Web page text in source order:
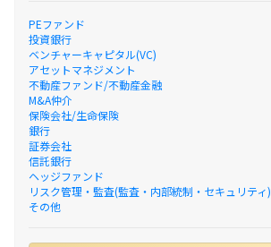
PEファンド
投資銀行
ベンチャーキャピタル(VC)
アセットマネジメント
不動産ファンド/不動産金融
M&A仲介
保険会社/生命保険
銀行
証券会社
信託銀行
ヘッジファンド
リスク管理・監査(監査・内部統制・セキュリティ)
その他